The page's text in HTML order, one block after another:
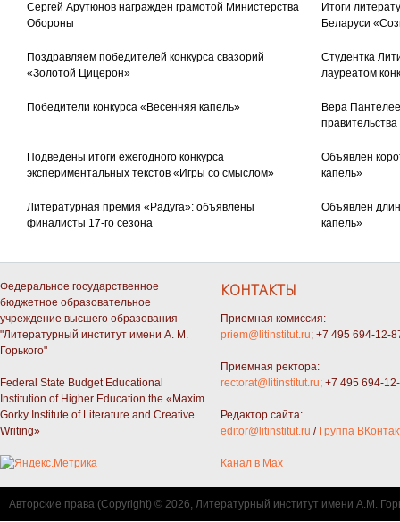
Сергей Арутюнов награжден грамотой Министерства
Обороны
Итоги
Беларуси
Поздравляем победителей конкурса свазорий
«Золотой Цицерон»
Студентка
лауреатом
Победители конкурса «Весенняя капель»
Вера
Подведены итоги ежегодного конкурса
экспериментальных текстов «Игры со смыслом»
Объявлен
капель»
Литературная премия «Радуга»: объявлены
финалисты 17-го сезона
Объявлен
капель»
Федеральное государственное
бюджетное образовательное
учреждение высшего образования
"Литературный институт имени А. М.
Горького"
Federal State Budget Educational
Institution of Higher Education the «Maxim
Gorky Institute of Literature and Creative
Writing»
КОНТАКТЫ
Приемная комиссия:
priem@litinstitut.ru; +7 495 694-12-
Приемная ректора:
rectorat@litinstitut.ru; +7 495 694-
Редактор сайта:
editor@litinstitut.ru / Группа
Канал в Max
Авторские права (Copyright) © 2026, Литературный институт имени А.М.